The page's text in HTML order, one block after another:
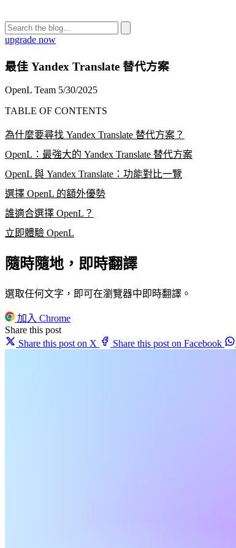
upgrade now
最佳 Yandex Translate 替代方案
OpenL Team 5/30/2025
TABLE OF CONTENTS
為什麼要尋找 Yandex Translate 替代方案？
OpenL：最強大的 Yandex Translate 替代方案
OpenL 與 Yandex Translate：功能對比一覽
選擇 OpenL 的額外優勢
誰適合選擇 OpenL？
立即體驗 OpenL
隨時隨地，即時翻譯
選取任何文字，即可在瀏覽器中即時翻譯。
加入 Chrome
Share this post
Share this post on X
Share this post on Facebook